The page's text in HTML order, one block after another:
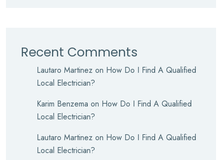
Recent Comments
Lautaro Martinez on How Do I Find A Qualified
Local Electrician?
Karim Benzema on How Do I Find A Qualified
Local Electrician?
Lautaro Martinez on How Do I Find A Qualified
Local Electrician?